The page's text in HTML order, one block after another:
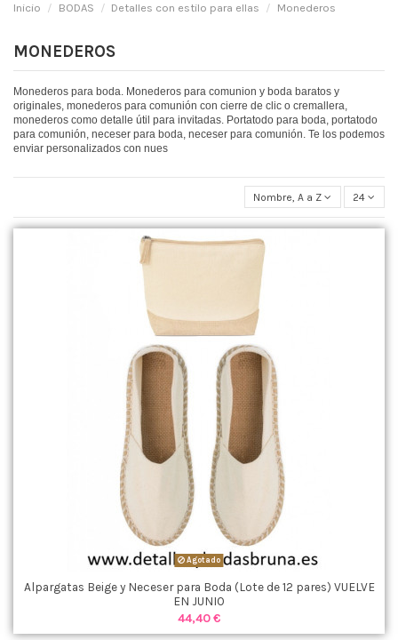
Inicio BODAS Detalles con estilo para ellas Monederos
MONEDEROS
Monederos para boda. Monederos para comunion y boda baratos y
originales, monederos para comunión con cierre de clic o cremallera,
monederos como detalle útil para invitadas. Portatodo para boda, portatodo
para comunión, neceser para boda, neceser para comunión. Te los podemos
enviar personalizados con nues
Nombre, A a Z 24
Agotado
Alpargatas Beige y Neceser para Boda (Lote de 12 pares) VUELVE
EN JUNIO
44,40 €